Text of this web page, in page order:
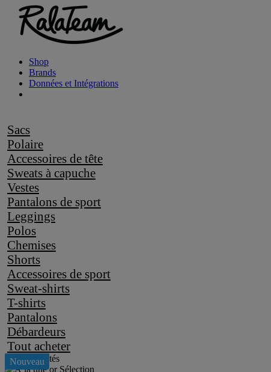
Shop
Brands
Données et Intégrations
Sacs
Polaire
Accessoires de tête
Sweats à capuche
Vestes
Pantalons de sport
Leggings
Polos
Chemises
Shorts
Accessoires de sport
Sweat-shirts
T-shirts
Pantalons
Débardeurs
Tout acheter